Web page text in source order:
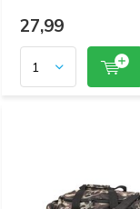
27,99